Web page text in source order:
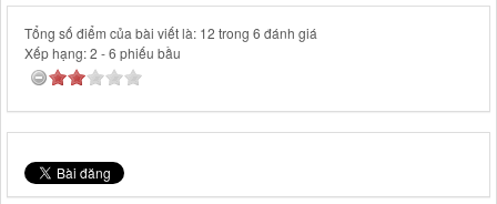
Tổng số điểm của bài viết là: 12 trong 6 đánh giá
Xếp hạng:2 -6 phiếu bầu